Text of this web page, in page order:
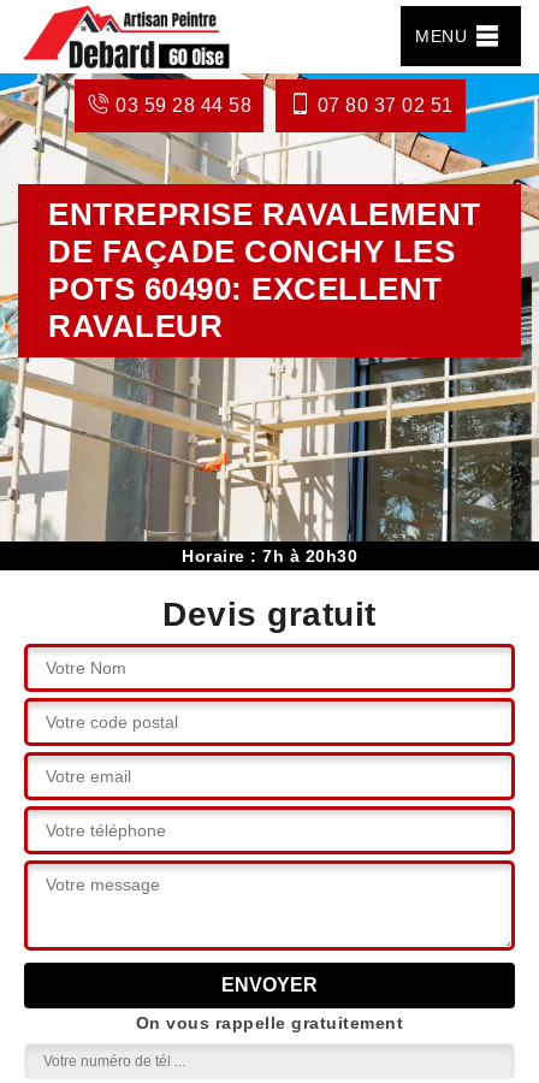
MENU
03 59 28 44 58 07 80 37 02 51
ENTREPRISE RAVALEMENT
DE FAÇADE CONCHY LES
POTS 60490: EXCELLENT
RAVALEUR
Horaire : 7h à 20h30
Devis gratuit
On vous rappelle gratuitement